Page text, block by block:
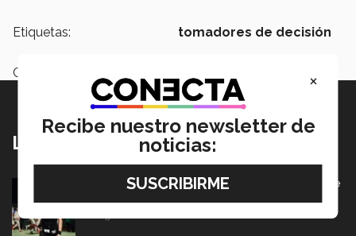
Etiquetas: tomadores de decisión
Categoría:
Lo más nuevo
Borregos CCM van por el campeonato en Liga Mayor de
×
Recibe nuestro newsletter de
noticias: